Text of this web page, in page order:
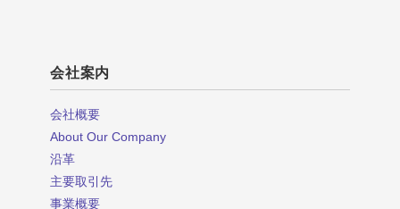
会社案内
会社概要
About Our Company
沿革
主要取引先
事業概要